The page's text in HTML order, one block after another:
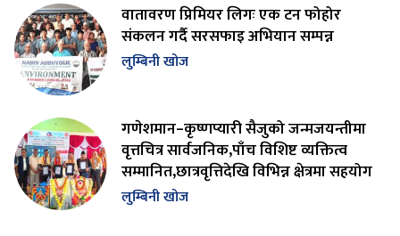
वातावरण प्रिमियर लिगः एक टन फोहोर
संकलन गर्दै सरसफाइ अभियान सम्पन्न
लुम्बिनी खोज
गणेशमान–कृष्णप्यारी सैजुको जन्मजयन्तीमा
वृत्तचित्र सार्वजनिक,पाँच विशिष्ट व्यक्तित्व
सम्मानित,छात्रवृत्तिदेखि विभिन्न क्षेत्रमा सहयोग
लुम्बिनी खोज